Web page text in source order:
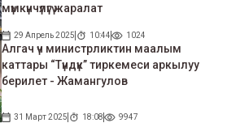
мүмкүнчүлүгү жаралат
29 Апрель 2025 10:44 1024
Алгач үч министрликтин маалым
каттары “Түндүк” тиркемеси аркылуу
берилет - Жамангулов
31 Март 2025 18:08 9947